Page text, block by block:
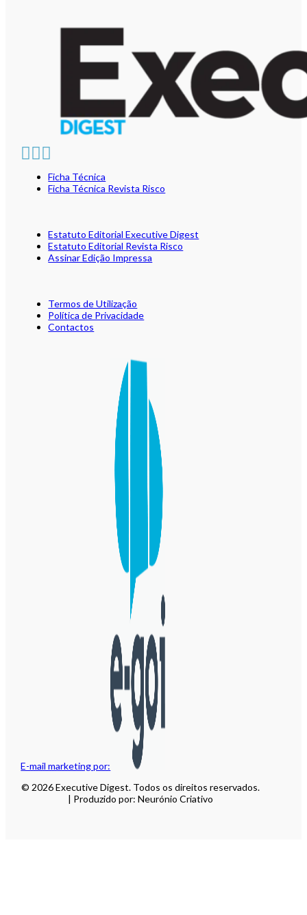
E-mail marketing por:
Ficha Técnica
Ficha Técnica Revista Risco
Estatuto Editorial Executive Digest
Estatuto Editorial Revista Risco
Assinar Edição Impressa
Termos de Utilização
Política de Privacidade
Contactos
© 2026 Executive Digest. Todos os direitos reservados.
| Produzido por: Neurónio Criativo